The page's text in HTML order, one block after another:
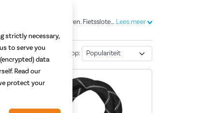
Lees meer
Veel verzekeraars stellen het gebruik van 2 fietssloten met ART 2-keurmerk verplicht als je je e-bike wil verzekeren. Fietssloten met dit keurmerk zijn door de stichting ART uitgebreid getest en geschikt bevonden als effectief middel om de kans op diefstal van je e-bike te verkleinen.
resultaten Sorteer op: Sorteren
strictly necessary,
to serve you
data
Read our
protect your